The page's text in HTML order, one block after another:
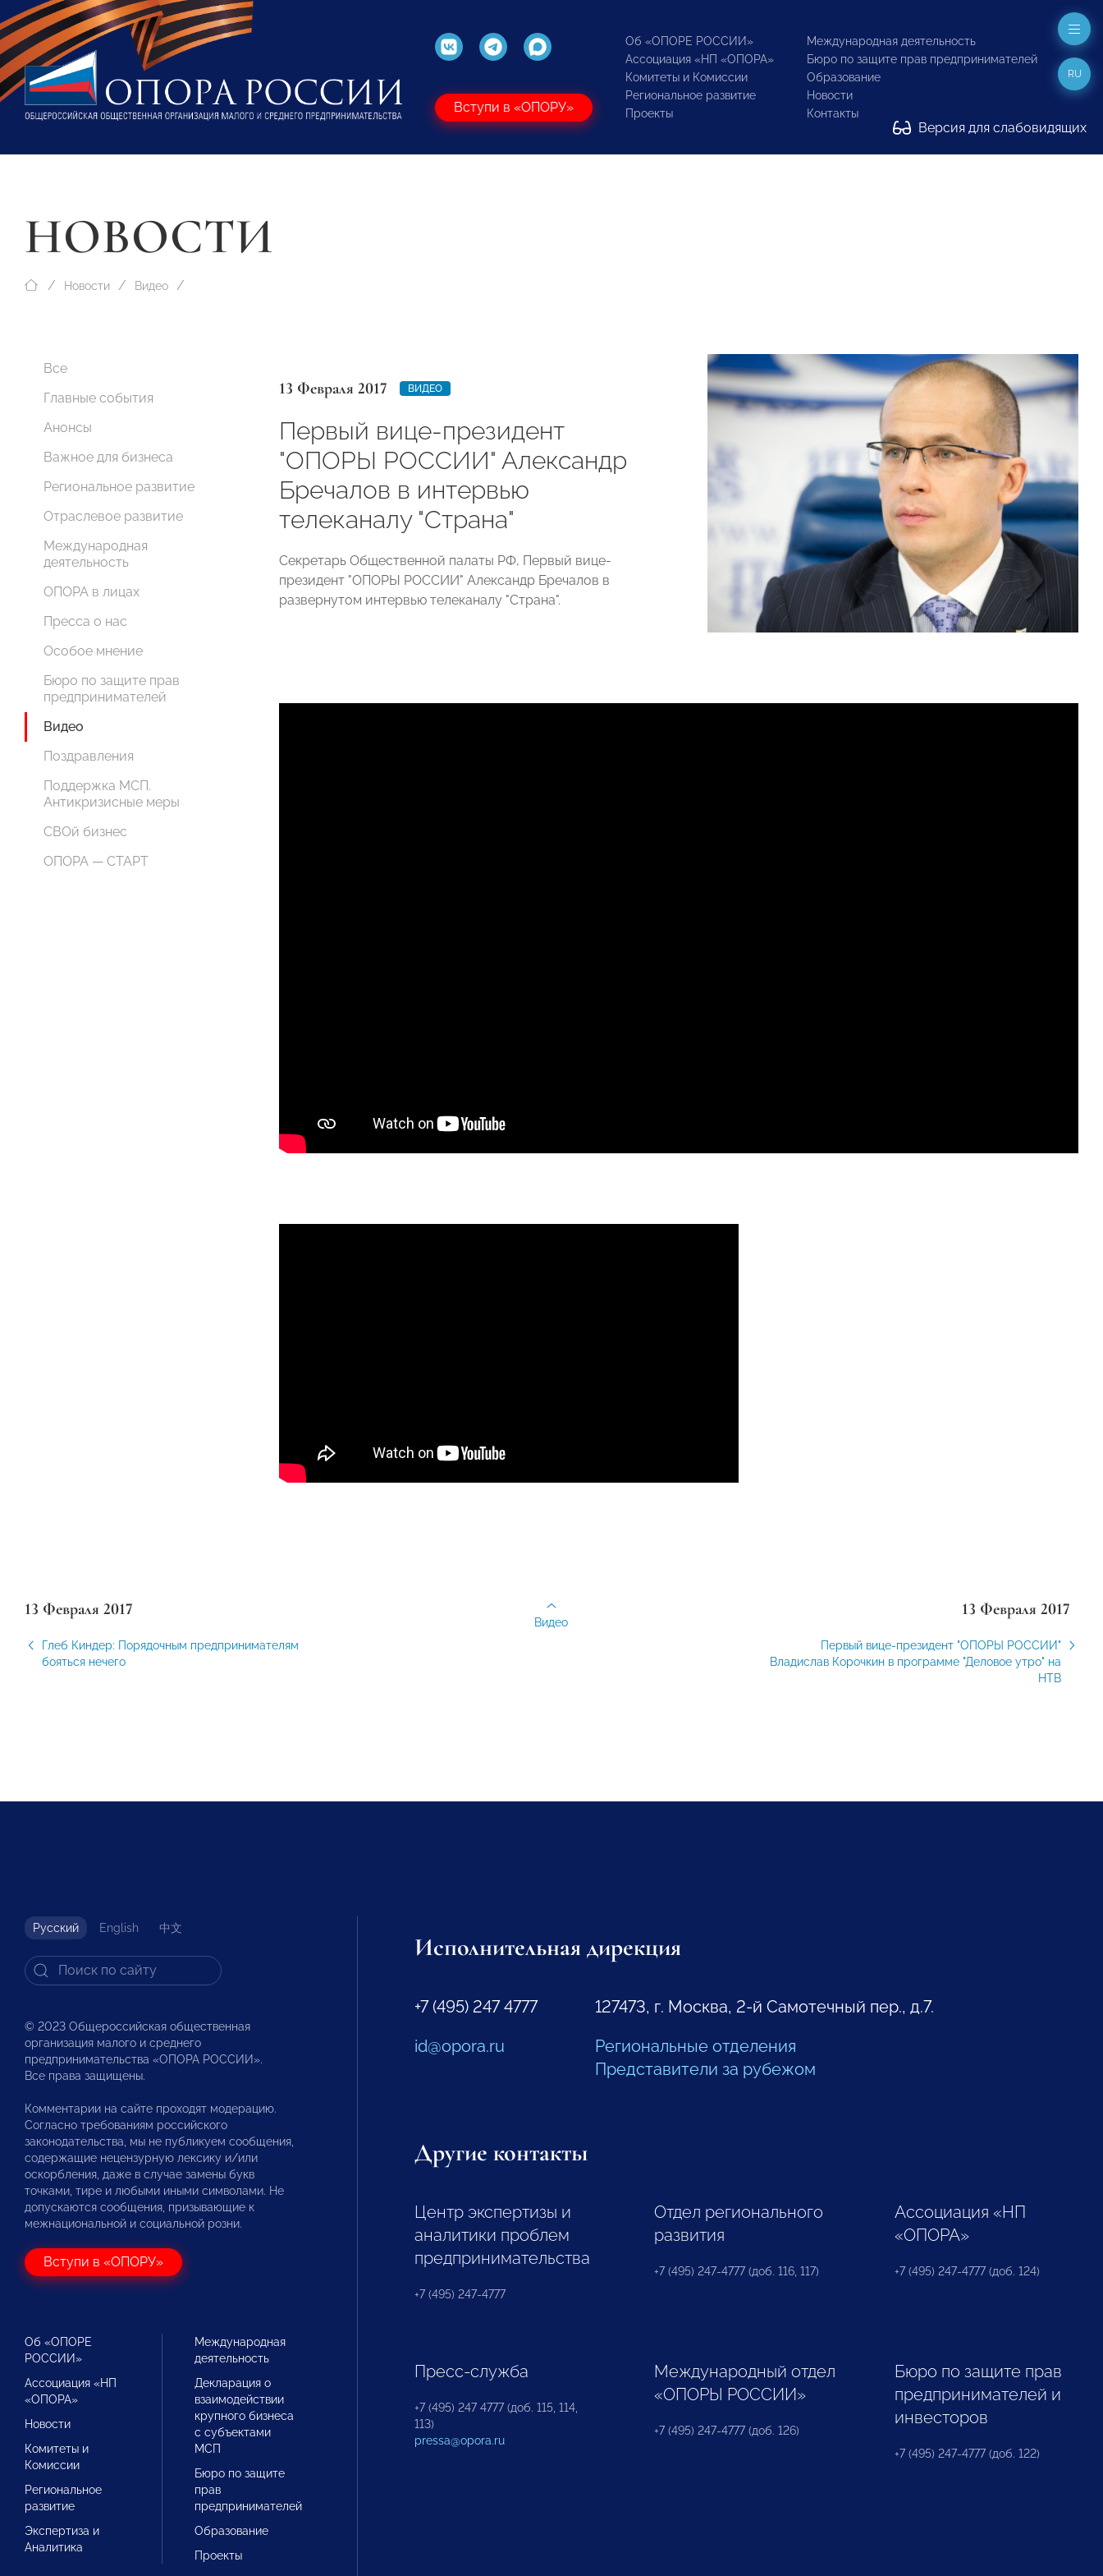
Вступи в «ОПОРУ»
Об «ОПОРЕ РОССИИ»
Ассоциация «НП «ОПОРА»
Комитеты и Комиссии
Региональное развитие
Проекты
Международная деятельность
Бюро по защите прав предпринимателей
Образование
Новости
Контакты
Версия для слабовидящих
RU
НОВОСТИ
Новости Видео
Все
Главные события
Анонсы
Важное для бизнеса
Региональное развитие
Отраслевое развитие
Международная
деятельность
ОПОРА в лицах
Пресса о нас
Особое мнение
Бюро по защите прав
предпринимателей
Видео
Поздравления
Поддержка МСП.
Антикризисные меры
СВОй бизнес
ОПОРА — СТАРТ
13 Февраля 2017 ВИДЕО
Первый вице-президент
"ОПОРЫ РОССИИ" Александр
Бречалов в интервью
телеканалу "Страна"
Секретарь Общественной палаты РФ, Первый вице-
президент "ОПОРЫ РОССИИ" Александр Бречалов в
развернутом интервью телеканалу "Страна".
13 Февраля 2017
Глеб Киндер: Порядочным предпринимателям
бояться нечего
13 Февраля 2017
Первый вице-президент "ОПОРЫ РОССИИ"
Владислав Корочкин в программе "Деловое утро" на
НТВ
Видео
Русский English 中文
© 2023 Общероссийская общественная
организация малого и среднего
предпринимательства «ОПОРА РОССИИ».
Все права защищены.
Комментарии на сайте проходят модерацию.
Согласно требованиям российского
законодательства, мы не публикуем сообщения,
содержащие нецензурную лексику и/или
оскорбления, даже в случае замены букв
точками, тире и любыми иными символами. Не
допускаются сообщения, призывающие к
межнациональной и социальной розни.
Вступи в «ОПОРУ»
Об «ОПОРЕ
РОССИИ»
Ассоциация «НП
«ОПОРА»
Новости
Комитеты и
Комиссии
Региональное
развитие
Экспертиза и
Аналитика
Международная
деятельность
Декларация о
взаимодействии
крупного бизнеса
с субъектами
МСП
Бюро по защите
прав
предпринимателей
Образование
Проекты
Исполнительная дирекция
+7 (495) 247 4777
id@opora.ru
127473, г. Москва, 2-й Самотечный пер., д.7.
Региональные отделения
Представители за рубежом
Другие контакты
Центр экспертизы и
аналитики проблем
предпринимательства
+7 (495) 247-4777
Отдел регионального
развития
+7 (495) 247-4777 (доб. 116, 117)
Ассоциация «НП
«ОПОРА»
+7 (495) 247-4777 (доб. 124)
Пресс-служба
+7 (495) 247 4777 (доб. 115, 114,
113)
pressa@opora.ru
Международный отдел
«ОПОРЫ РОССИИ»
+7 (495) 247-4777 (доб. 126)
Бюро по защите прав
предпринимателей и
инвесторов
+7 (495) 247-4777 (доб. 122)